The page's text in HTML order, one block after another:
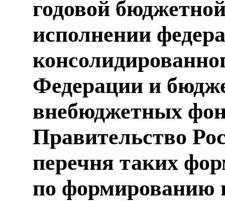
годовой
исполнении
Федерации и
внебюджетных
Правительство
перечня таких
по формированию